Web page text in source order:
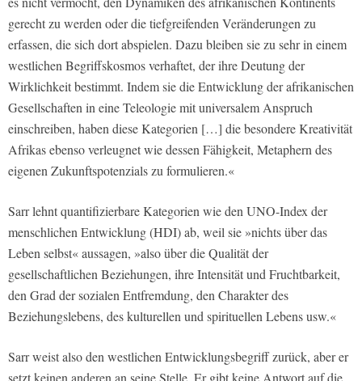
gerecht zu werden oder die tiefgreifenden Veränderungen zu
erfassen, die sich dort abspielen. Dazu bleiben sie zu sehr in einem
westlichen Begriffskosmos verhaftet, der ihre Deutung der
Wirklichkeit bestimmt. Indem sie die Entwicklung der afrikanischen
Gesellschaften in eine Teleologie mit universalem Anspruch
einschreiben, haben diese Kategorien […] die besondere Kreativität
Afrikas ebenso verleugnet wie dessen Fähigkeit, Metaphern des
eigenen Zukunftspotenzials zu formulieren.«
Sarr lehnt quantifizierbare Kategorien wie den UNO-Index der
menschlichen Entwicklung (HDI) ab, weil sie »nichts über das
Leben selbst« aussagen, »also über die Qualität der
gesellschaftlichen Beziehungen, ihre Intensität und Fruchtbarkeit,
den Grad der sozialen Entfremdung, den Charakter des
Beziehungslebens, des kulturellen und spirituellen Lebens usw.«
Sarr weist also den westlichen Entwicklungsbegriff zurück, aber er
setzt keinen anderen an seine Stelle. Er gibt keine Antwort auf die